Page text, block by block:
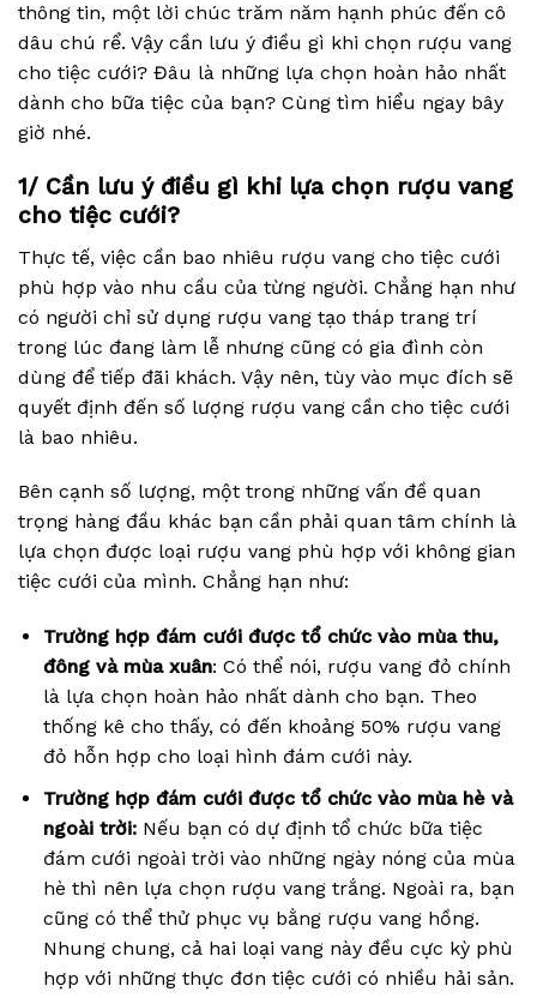
thông tin, một lời chúc trăm năm hạnh phúc đến cô
dâu chú rể. Vậy cần lưu ý điều gì khi chọn rượu vang
cho tiệc cưới? Đâu là những lựa chọn hoàn hảo nhất
dành cho bữa tiệc của bạn? Cùng tìm hiểu ngay bây
giờ nhé.
1/ Cần lưu ý điều gì khi lựa chọn rượu vang
cho tiệc cưới?
Thực tế, việc cần bao nhiêu rượu vang cho tiệc cưới
phù hợp vào nhu cầu của từng người. Chẳng hạn như
có người chỉ sử dụng rượu vang tạo tháp trang trí
trong lúc đang làm lễ nhưng cũng có gia đình còn
dùng để tiếp đãi khách. Vậy nên, tùy vào mục đích sẽ
quyết định đến số lượng rượu vang cần cho tiệc cưới
là bao nhiêu.
Bên cạnh số lượng, một trong những vấn đề quan
trọng hàng đầu khác bạn cần phải quan tâm chính là
lựa chọn được loại rượu vang phù hợp với không gian
tiệc cưới của mình. Chẳng hạn như:
Trường hợp đám cưới được tổ chức vào mùa thu,
đông và mùa xuân: Có thể nói, rượu vang đỏ chính
là lựa chọn hoàn hảo nhất dành cho bạn. Theo
thống kê cho thấy, có đến khoảng 50% rượu vang
đỏ hỗn hợp cho loại hình đám cưới này.
Trường hợp đám cưới được tổ chức vào mùa hè và
ngoài trời: Nếu bạn có dự định tổ chức bữa tiệc
đám cưới ngoài trời vào những ngày nóng của mùa
hè thì nên lựa chọn rượu vang trắng. Ngoài ra, bạn
cũng có thể thử phục vụ bằng rượu vang hồng.
Nhung chung, cả hai loại vang này đều cực kỳ phù
hợp với những thực đơn tiệc cưới có nhiều hải sản.